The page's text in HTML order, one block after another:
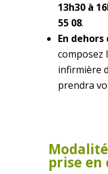
13h30 à
55 08.
En dehors
composez
infirmière
prendra
prise en